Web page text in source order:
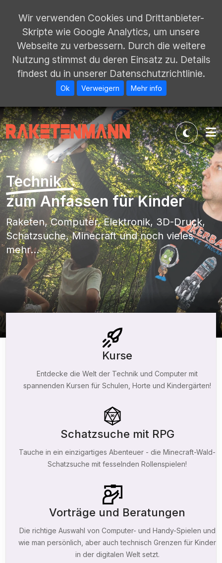
Wir verwenden Cookies und Drittanbieter-
Skripte wie Google Analytics, um unsere
Webseite zu verbessern. Durch die weitere
Nutzung stimmst du deren Einsatz zu. Details
findest du in unserer Datenschutzrichtlinie.
Ok Verweigern Mehr info
Technik
zum Anfassen für Kinder
Raketen, Computer, Elektronik, 3D-Druck,
Schatzsuche, Minecraft und noch vieles
mehr...
Kurse
Entdecke die Welt der Technik und Computer mit
spannenden Kursen für Schulen, Horte und Kindergärten!
Schatzsuche mit RPG
Tauche in ein einzigartiges Abenteuer - die Minecraft-Wald-
Schatzsuche mit fesselnden Rollenspielen!
Vorträge und Beratungen
Die richtige Auswahl von Computer- und Handy-Spielen und
wie man persönlich, aber auch technisch Grenzen für Kinder
in der digitalen Welt setzt.